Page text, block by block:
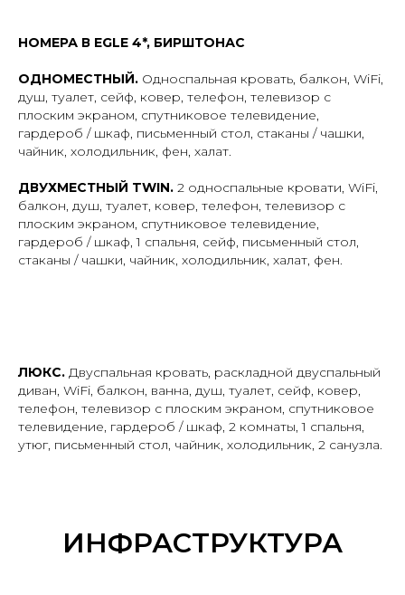
НОМЕРА В EGLE 4*, БИРШТОНАС
ОДНОМЕСТНЫЙ. Односпальная кровать, балкон, WiFi,
душ, туалет, сейф, ковер, телефон, телевизор с
плоским экраном, спутниковое телевидение,
гардероб / шкаф, письменный стол, стаканы / чашки,
чайник, холодильник, фен, халат.
ДВУХМЕСТНЫЙ TWIN. 2 односпальные кровати, WiFi,
балкон, душ, туалет, ковер, телефон, телевизор с
плоским экраном, спутниковое телевидение,
гардероб / шкаф, 1 спальня, сейф, письменный стол,
стаканы / чашки, чайник, холодильник, халат, фен.
ЛЮКС. Двуспальная кровать, раскладной двуспальный
диван, WiFi, балкон, ванна, душ, туалет, сейф, ковер,
телефон, телевизор с плоским экраном, спутниковое
телевидение, гардероб / шкаф, 2 комнаты, 1 спальня,
утюг, письменный стол, чайник, холодильник, 2 санузла.
ИНФРАСТРУКТУРА